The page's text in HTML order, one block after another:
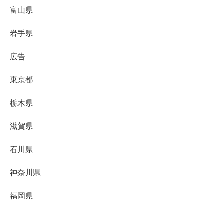
富山県
岩手県
広告
東京都
栃木県
滋賀県
石川県
神奈川県
福岡県